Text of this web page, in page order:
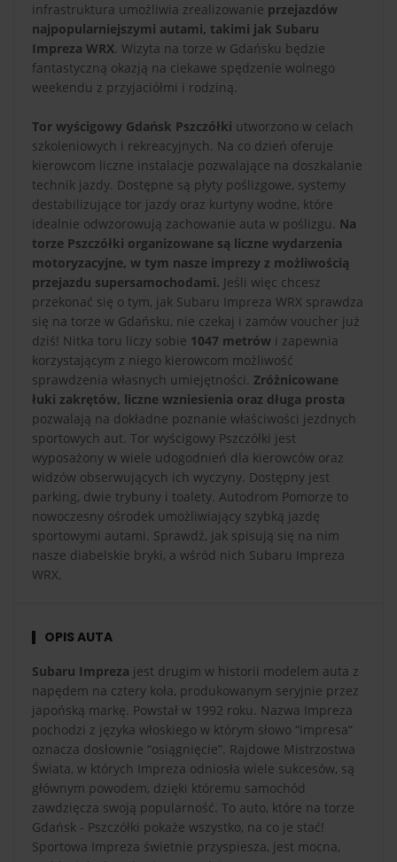
infrastruktura umożliwia zrealizowanie przejazdów
najpopularniejszymi autami, takimi jak Subaru
Impreza WRX. Wizyta na torze w Gdańsku będzie
fantastyczną okazją na ciekawe spędzenie wolnego
weekendu z przyjaciółmi i rodziną.
Tor wyścigowy Gdańsk Pszczółki utworzono w celach
szkoleniowych i rekreacyjnych. Na co dzień oferuje
kierowcom liczne instalacje pozwalające na doszkalanie
technik jazdy. Dostępne są płyty poślizgowe, systemy
destabilizujące tor jazdy oraz kurtyny wodne, które
idealnie odwzorowują zachowanie auta w poślizgu. Na
torze Pszczółki organizowane są liczne wydarzenia
motoryzacyjne, w tym nasze imprezy z możliwością
przejazdu supersamochodami. Jeśli więc chcesz
przekonać się o tym, jak Subaru Impreza WRX sprawdza
się na torze w Gdańsku, nie czekaj i zamów voucher już
dziś! Nitka toru liczy sobie 1047 metrów i zapewnia
korzystającym z niego kierowcom możliwość
sprawdzenia własnych umiejętności. Zróżnicowane
łuki zakrętów, liczne wzniesienia oraz długa prosta
pozwalają na dokładne poznanie właściwości jezdnych
sportowych aut. Tor wyścigowy Pszczółki jest
wyposażony w wiele udogodnień dla kierowców oraz
widzów obserwujących ich wyczyny. Dostępny jest
parking, dwie trybuny i toalety. Autodrom Pomorze to
nowoczesny ośrodek umożliwiający szybką jazdę
sportowymi autami. Sprawdź, jak spisują się na nim
nasze diabelskie bryki, a wśród nich Subaru Impreza
WRX.
OPIS AUTA
Subaru Impreza jest drugim w historii modelem auta z
napędem na cztery koła, produkowanym seryjnie przez
japońską markę. Powstał w 1992 roku. Nazwa Impreza
pochodzi z języka włoskiego w którym słowo “impresa”
oznacza dosłownie “osiągnięcie”. Rajdowe Mistrzostwa
Świata, w których Impreza odniosła wiele sukcesów, są
głównym powodem, dzięki któremu samochód
zawdzięcza swoją popularność. To auto, które na torze
Gdańsk - Pszczółki pokaże wszystko, na co je stać!
Sportowa Impreza świetnie przyspiesza, jest mocna,